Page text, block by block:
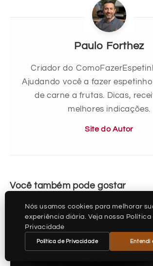
Paulo Forthez
Criador do
Ajudando você a fazer
de carne a frutas. Dicas,
melhores indicações.
Site do Autor
Você também pode gostar
Nós usamos cookies para melhorar
experiência diária. Veja nossa Política
Privacidade
Política de Privacidade Entendi